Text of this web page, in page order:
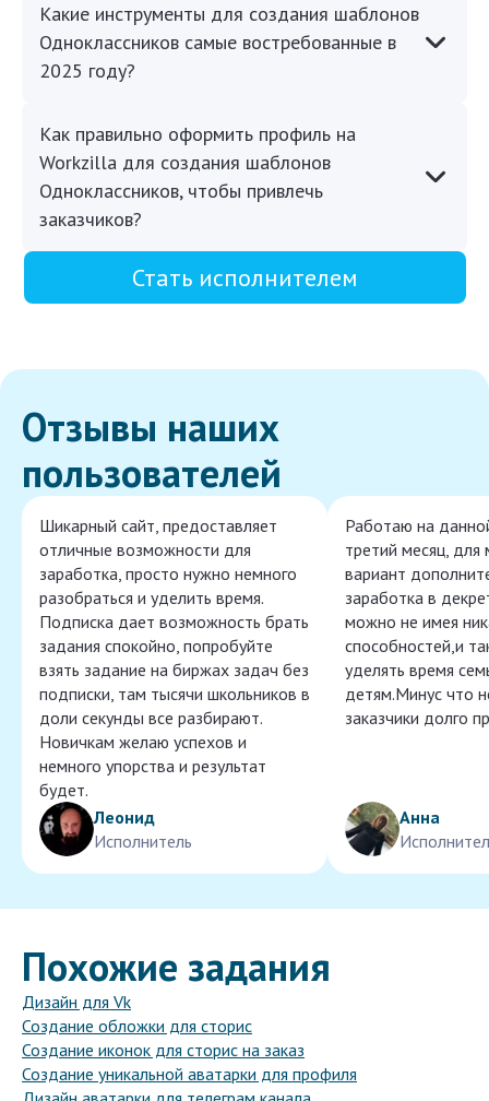
Какие инструменты для создания шаблонов
Одноклассников самые востребованные в
2025 году?
Как правильно оформить профиль на
Workzilla для создания шаблонов
Одноклассников, чтобы привлечь
заказчиков?
Стать исполнителем
Отзывы наших
пользователей
Шикарный сайт, предоставляет
отличные возможности для
заработка, просто нужно немного
разобраться и уделить время.
Подписка дает возможность брать
задания спокойно, попробуйте
взять задание на биржах задач без
подписки, там тысячи школьников в
доли секунды все разбирают.
Новичкам желаю успехов и
немного упорства и результат
будет.
Леонид
Исполнитель
Работаю на
третий месяц, для
вариант
заработка в
можно не имея
способностей,и
уделять время
детям.Минус что
заказчики долго
Анна
Похожие задания
Дизайн для Vk
Создание обложки для сторис
Создание иконок для сторис на заказ
Создание уникальной аватарки для профиля